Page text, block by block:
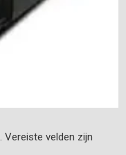
Vereiste velden zijn